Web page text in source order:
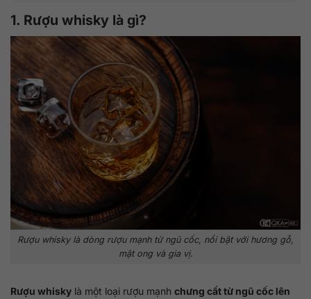
1. Rượu whisky là gì?
Rượu whisky là dòng rượu mạnh từ ngũ cốc, nổi bật với hương gỗ,
mật ong và gia vị.
Rượu whisky là một loại rượu mạnh chưng cất từ ngũ cốc lên